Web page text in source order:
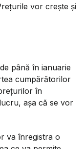
vor crește și
până în ianuarie
cumpărătorilor
în
așa că se vor
va înregistra o